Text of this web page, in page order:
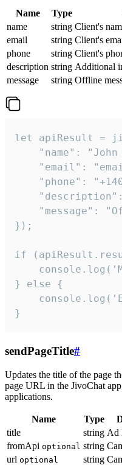
Name Type
name
string Client's
email
string Client's
phone
string Client's
description string Additional
message
string Offline
let apiResult =
"name": "John
"email":
"phone":
"message":
});
if
} else {
}
sendPageTitle#
Updates the title of the page
page URL in the JivoChat
applications.
Name Type
title
string Ad
fromApi optional string
url optional string